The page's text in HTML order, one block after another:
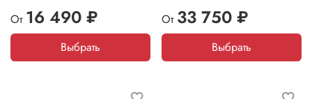
От 16 490 ₽
Выбрать
От 33 750 ₽
Выбрать